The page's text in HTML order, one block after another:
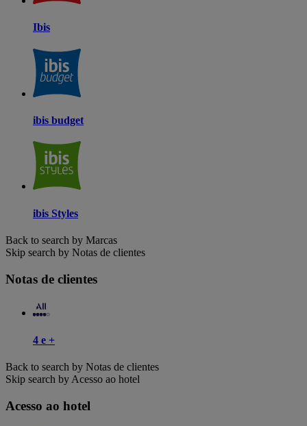
Ibis
ibis budget
ibis Styles
Back to search by Marcas
Skip search by Notas de clientes
Notas de clientes
4 e +
Back to search by Notas de clientes
Skip search by Acesso ao hotel
Acesso ao hotel